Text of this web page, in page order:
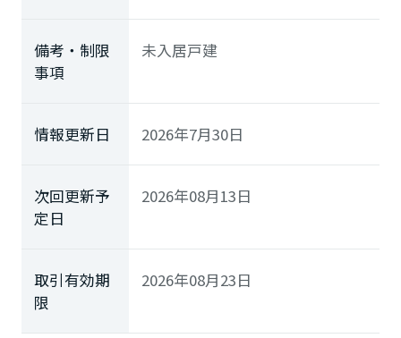
備考・制限
事項
未入居戸建
情報更新日 2026年7月30日
次回更新予
定日
2026年08月13日
取引有効期
限
2026年08月23日